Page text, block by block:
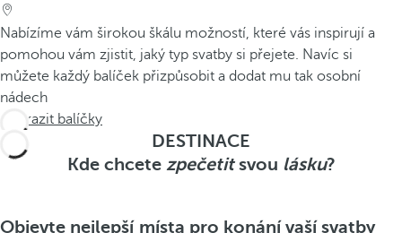
Nabízíme vám širokou škálu možností, které vás inspirují a
pomohou vám zjistit, jaký typ svatby si přejete. Navíc si
můžete každý balíček přizpůsobit a dodat mu tak osobní
nádech
Zobrazit balíčky
DESTINACE
Kde chcete zpečetitsvou lásku?
Objevte nejlepší místa pro konání vaší svatby